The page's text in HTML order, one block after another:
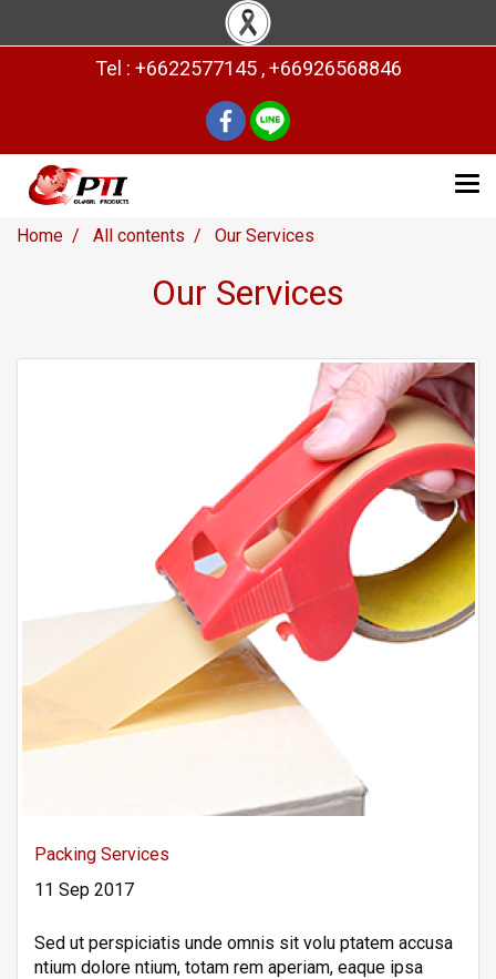
Tel : +6622577145 , +66926568846
Home All contents Our Services
Our Services
Packing Services
11 Sep 2017
Sed ut perspiciatis unde omnis sit volu ptatem accusa
ntium dolore ntium, totam rem aperiam, eaque ipsa